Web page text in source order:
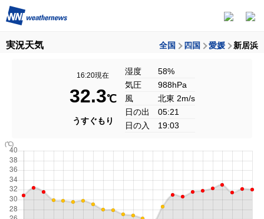
実況天気 全国 四国 愛媛 新居浜
16:20現在
32.3℃
うすぐもり
湿度
58%
気圧
988hPa
風
北東 2m/s
日の出
05:21
日の入
19:03
(℃)